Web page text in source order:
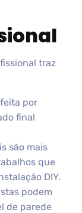
traz
por
final
são mais
que
DIY.
podem
de parede